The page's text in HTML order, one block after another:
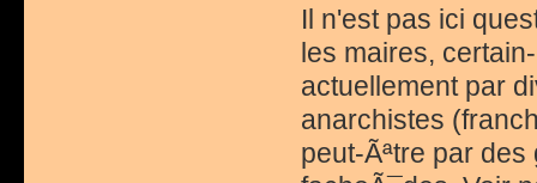
Il n'est pas ici
les maires,
actuellement par
anarchistes
peut-Ãªtre par